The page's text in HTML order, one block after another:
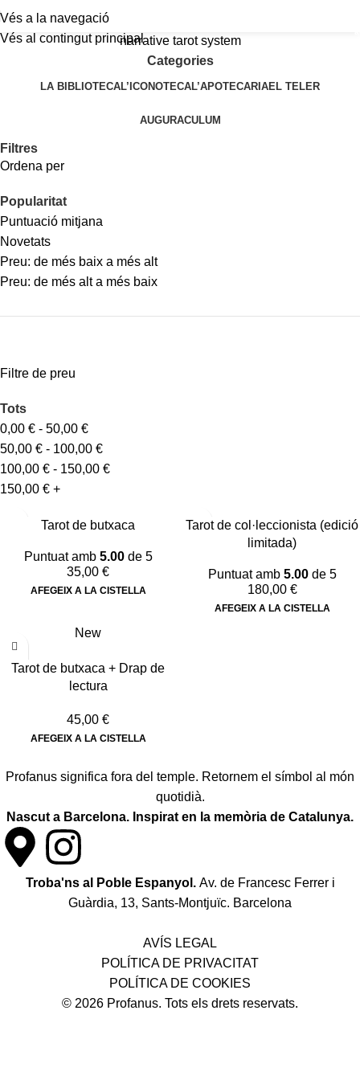
Vés a la navegació
Vés al contingut principalnarrative tarot system
Categories
LA BIBLIOTECAL’ICONOTECAL’APOTECARIAEL TELER
AUGURACULUM
Filtres
Ordena per
Popularitat
Puntuació mitjana
Novetats
Preu: de més baix a més alt
Preu: de més alt a més baix
Filtre de preu
Tots
0,00 € - 50,00 €
50,00 € - 100,00 €
100,00 € - 150,00 €
150,00 € +
Tarot de butxaca
Puntuat amb 5.00de 5
35,00 €
AFEGEIX A LA CISTELLA
Tarot de col·leccionista (edició
limitada)
Puntuat amb 5.00de 5
180,00 €
AFEGEIX A LA CISTELLA
New
Tarot de butxaca + Drap de
lectura
45,00 €
AFEGEIX A LA CISTELLA
Profanus significa fora del temple. Retornem el símbol al món
quotidià.
Nascut a Barcelona. Inspirat en la memòria de Catalunya.
Troba'ns al Poble Espanyol. Av. de Francesc Ferrer i
Guàrdia, 13, Sants-Montjuïc. Barcelona
AVÍS LEGAL
POLÍTICA DE PRIVACITAT
POLÍTICA DE COOKIES
© 2026 Profanus. Tots els drets reservats.